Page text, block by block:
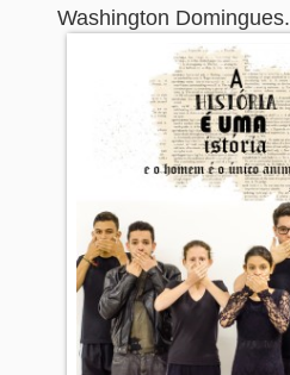
Washington Domingues.